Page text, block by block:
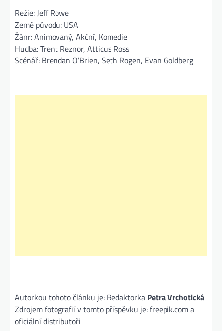
Režie: Jeff Rowe
Země původu: USA
Žánr: Animovaný, Akční, Komedie
Hudba: Trent Reznor, Atticus Ross
Scénář: Brendan O’Brien, Seth Rogen, Evan Goldberg
Autorkou tohoto článku je: Redaktorka Petra Vrchotická
Zdrojem fotografií v tomto příspěvku je: freepik.com a
oficiální distributoři